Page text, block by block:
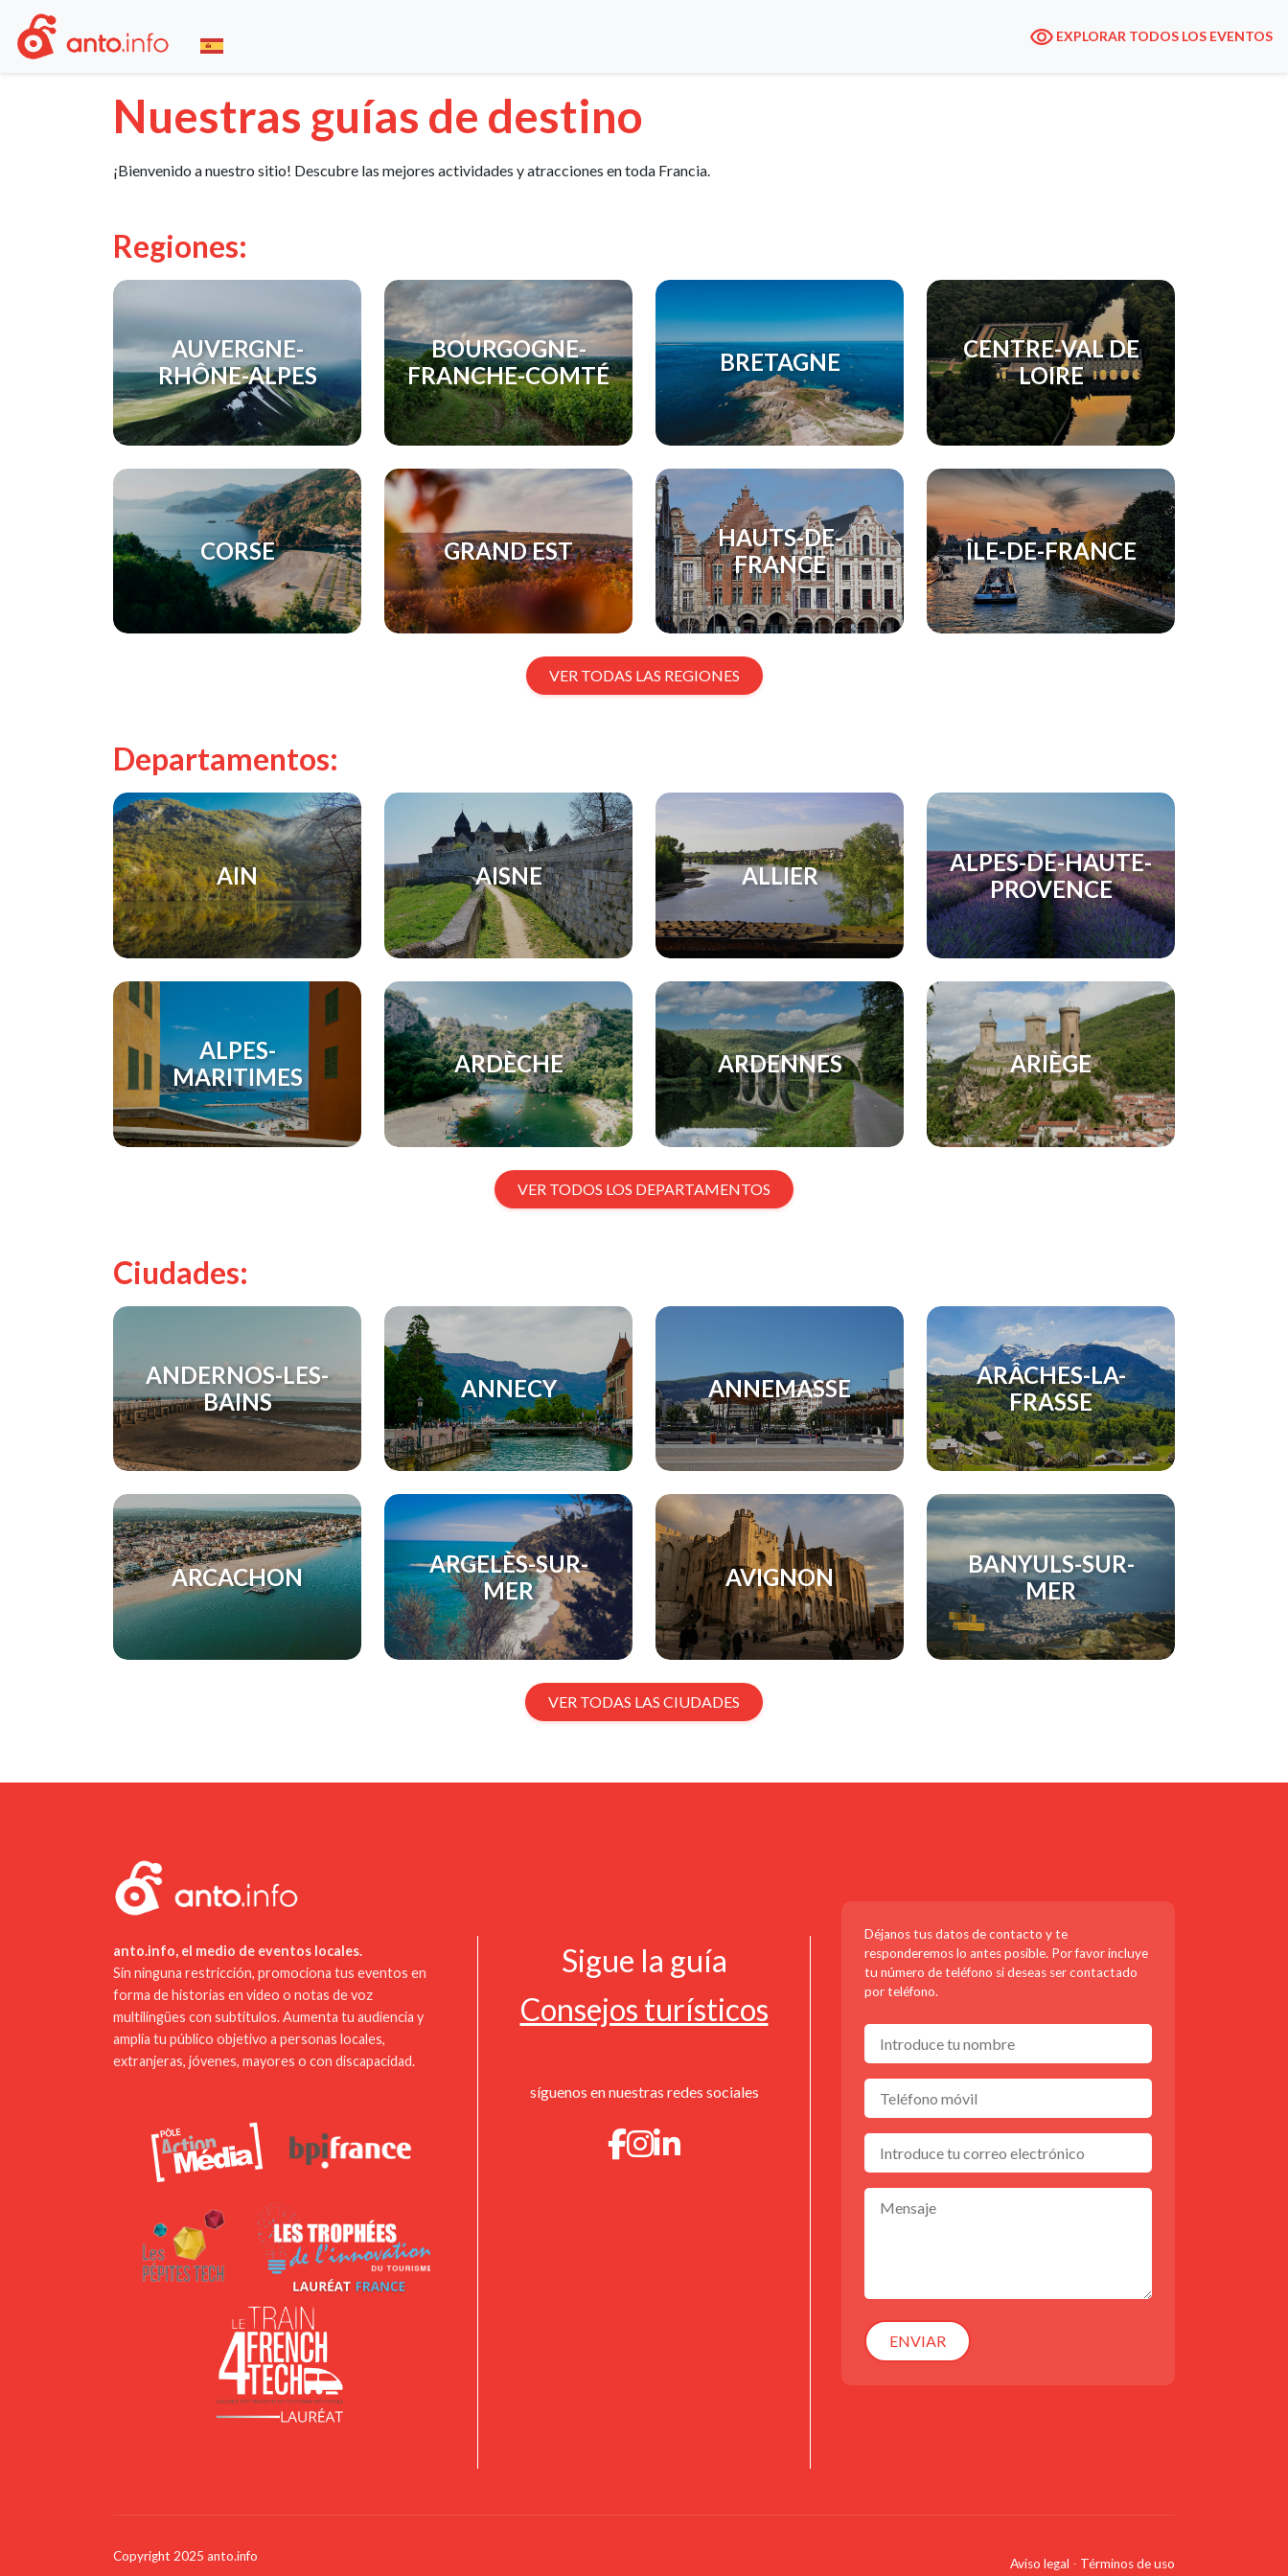
EXPLORAR TODOS LOS EVENTOS
Nuestras guías de destino
¡Bienvenido a nuestro sitio! Descubre las mejores actividades y atracciones en toda Francia.
Regiones:
AUVERGNE-
RHÔNE-ALPES
BOURGOGNE-
FRANCHE-COMTÉ
BRETAGNE
CENTRE-VAL DE
LOIRE
CORSE GRAND EST
HAUTS-DE-
FRANCE
ÎLE-DE-FRANCE
VER TODAS LAS REGIONES
Departamentos:
AIN AISNE ALLIER
ALPES-DE-HAUTE-
PROVENCE
ALPES-
MARITIMES
ARDÈCHE ARDENNES ARIÈGE
VER TODOS LOS DEPARTAMENTOS
Ciudades:
ANDERNOS-LES-
BAINS
ANNECY ANNEMASSE
ARÂCHES-LA-
FRASSE
ARCACHON
ARGELÈS-SUR-
MER
AVIGNON
BANYULS-SUR-
MER
VER TODAS LAS CIUDADES
anto.info, el medio de eventos locales.
Sin ninguna restricción, promociona tus eventos en
forma de historias en video o notas de voz
multilingües con subtítulos. Aumenta tu audiencia y
amplía tu público objetivo a personas locales,
extranjeras, jóvenes, mayores o con discapacidad.
Sigue la guía
Consejos turísticos
síguenos en nuestras redes sociales
Déjanos tus datos de contacto y te
responderemos lo antes posible. Por favor incluye
tu número de teléfono si deseas ser contactado
por teléfono.
ENVIAR
Copyright 2025 anto.info Aviso legal - Términos de uso